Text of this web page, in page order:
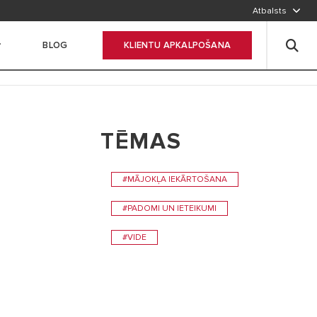
Atbalsts
BLOG KLIENTU APKALPOŠANA
TĒMAS
#MĀJOKĻA IEKĀRTOŠANA
#PADOMI UN IETEIKUMI
#VIDE